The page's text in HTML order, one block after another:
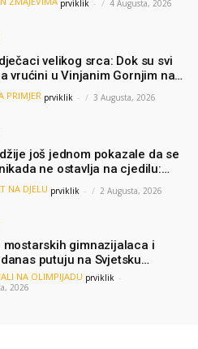
prviklik - 4 Augusta, 2026
velikog srca: Dok su svi
vrućini u Vinjanim Gornjim na
i Šime su dijelili vodu
PRIMJER prviklik - 3 Augusta, 2026
još jednom pokazale da se
ne ostavlja na cjedilu:
dirnula mnoge
NA DJELU prviklik - 2 Augusta, 2026
mostarskih gimnazijalaca i
putuju na Svjetsku
iz AI: Predstavljat će BiH
na svijetu
NA OLIMPIJADU prviklik -
2026